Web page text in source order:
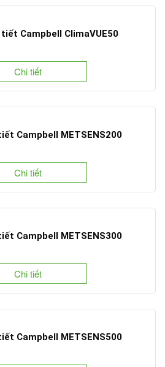
Campbell ClimaVUE50
Chi tiết
Campbell METSENS200
Chi tiết
Campbell METSENS300
Chi tiết
Campbell METSENS500